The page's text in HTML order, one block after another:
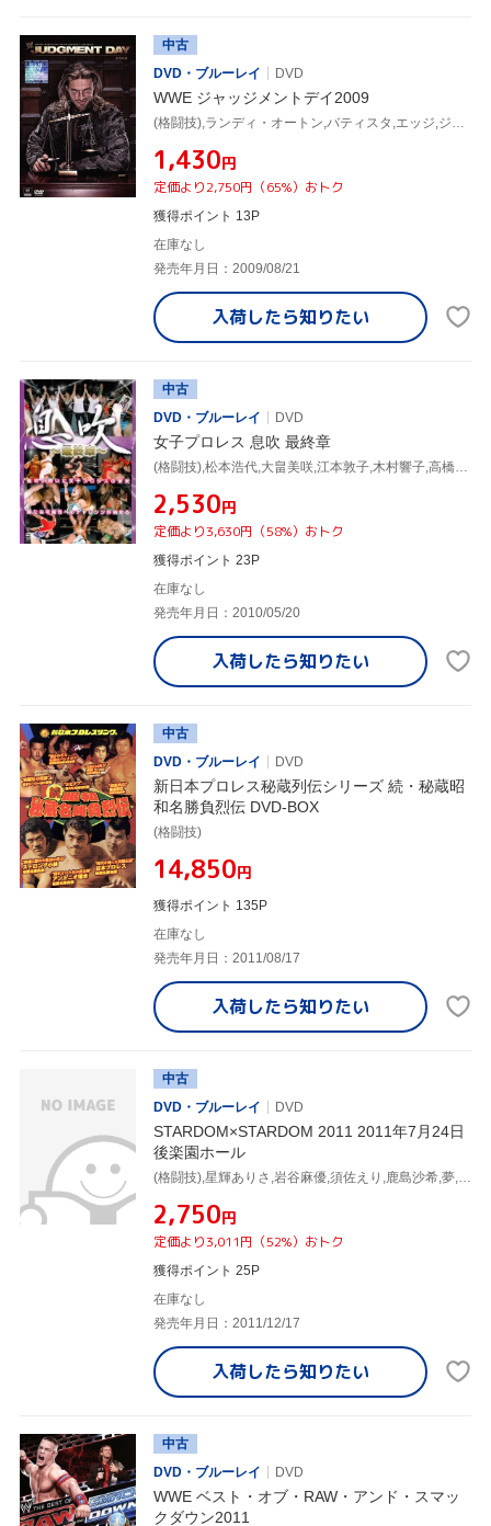
中古
DVD・ブルーレイ
DVD
WWE ジャッジメントデイ2009
¥1,430円
定価より2,750円（65%）おトク
獲得ポイント 13P
在庫なし
発売年月日：2009/08/21
入荷したら知りたい
中古
DVD・ブルーレイ
DVD
女子プロレス 息吹 最終章
(格闘技),松本浩代,大畠美咲,江本敦子,木村響子,高橋奈苗,夏樹☆たいよう,Ray
¥2,530円
定価より3,630円（58%）おトク
獲得ポイント 23P
在庫なし
発売年月日：2010/05/20
入荷したら知りたい
中古
DVD・ブルーレイ
DVD
新日本プロレス秘蔵列伝シリーズ 続・秘蔵昭
和名勝負烈伝 DVD-BOX
(格闘技)
¥14,850円
獲得ポイント 135P
在庫なし
発売年月日：2011/08/17
入荷したら知りたい
中古
DVD・ブルーレイ
DVD
STARDOM×STARDOM 2011 2011年7月24日
後楽園ホール
¥2,750円
定価より3,011円（52%）おトク
獲得ポイント 25P
在庫なし
発売年月日：2011/12/17
入荷したら知りたい
中古
DVD・ブルーレイ
DVD
WWE ベスト・オブ・RAW・アンド・スマッ
クダウン2011